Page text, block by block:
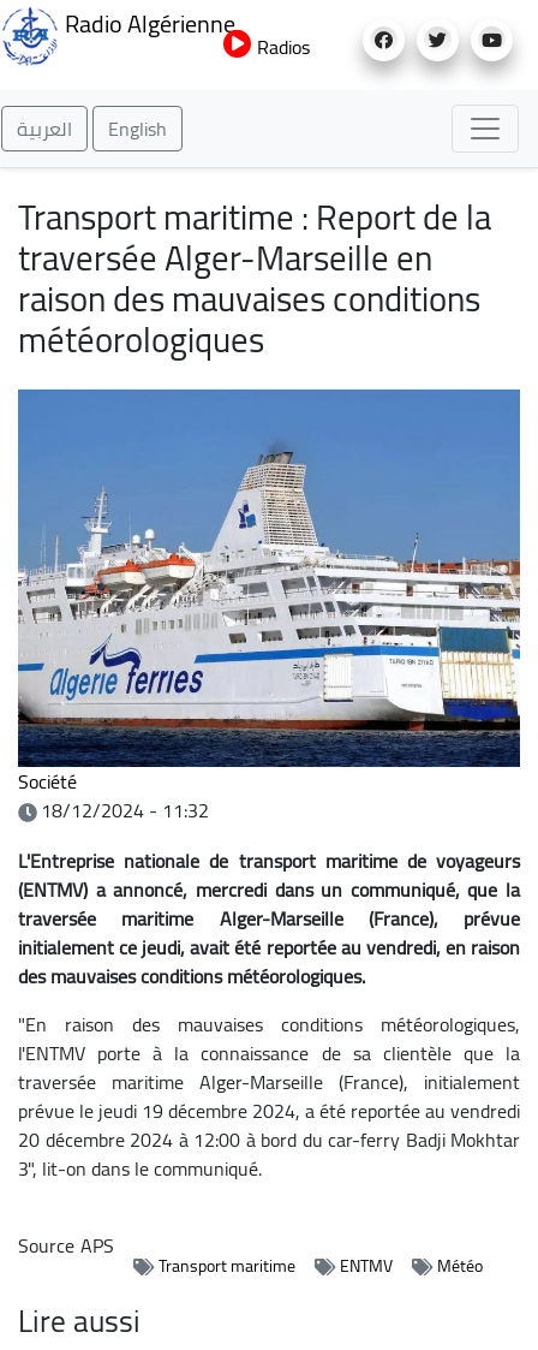
au
Radio Algérienne
Radios
العربية English
Transport maritime : Report de la
traversée Alger-Marseille en
raison des mauvaises conditions
météorologiques
Société
18/12/2024 - 11:32
L'Entreprise nationale de transport maritime de voyageurs
(ENTMV) a annoncé, mercredi dans un communiqué, que la
traversée maritime Alger-Marseille (France), prévue
initialement ce jeudi, avait été reportée au vendredi, en raison
des mauvaises conditions météorologiques.
"En raison des mauvaises conditions météorologiques,
l'ENTMV porte à la connaissance de sa clientèle que la
traversée maritime Alger-Marseille (France), initialement
prévue le jeudi 19 décembre 2024, a été reportée au vendredi
20 décembre 2024 à 12:00 à bord du car-ferry Badji Mokhtar
3", lit-on dans le communiqué.
SourceAPS
Transport maritime ENTMV Météo
Lire aussi